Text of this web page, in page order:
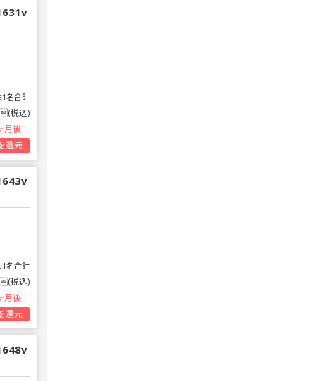
1名合計
(税込)
後！
還元
1名合計
(税込)
後！
還元